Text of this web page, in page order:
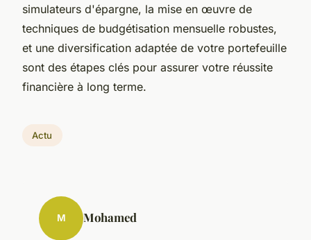
simulateurs d'épargne, la mise en œuvre de
techniques de budgétisation mensuelle robustes,
et une diversification adaptée de votre portefeuille
sont des étapes clés pour assurer votre réussite
financière à long terme.
Actu
M Mohamed